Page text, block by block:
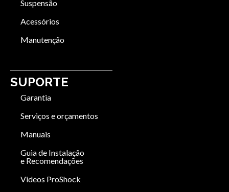
Suspensão
Acessórios
Manutenção
SUPORTE
Garantia
Serviços e orçamentos
Manuais
Guia de Instalação
e Recomendações
Videos ProShock